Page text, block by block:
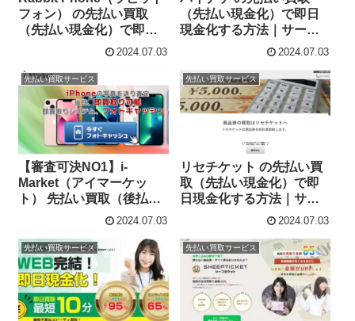
フォン） の先払い買取
（先払い現金化）で即日
現金化する方法｜サービ
2024.07.03
（先払い現金化）で即日
現金化する方法｜サービ
ス内容・詳細情報2024.07.03
先払い買取サービス
【審査可決NO1】i-
Market（アイマーケッ
ト） 先払い買取（後払い
現金化）で誰でも簡単に
口コミとサービス詳細情
報
2024.07.03
先払い買取サービス
リセチケット の先払い買
取（先払い現金化）で即
日現金化する方法｜サー
ビス内容・詳細情報2024.07.03
先払い買取サービス 先払い買取サービス